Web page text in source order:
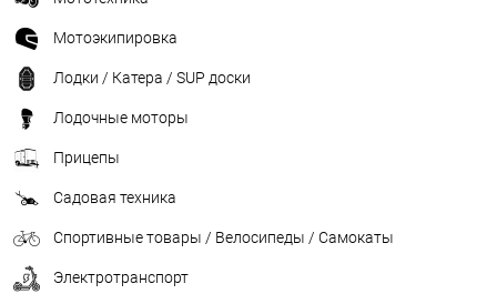
Мотоэкипировка
Лодки / Катера / SUP доски
Лодочные моторы
Прицепы
Садовая техника
Спортивные товары / Велосипеды / Самокаты
Электротранспорт